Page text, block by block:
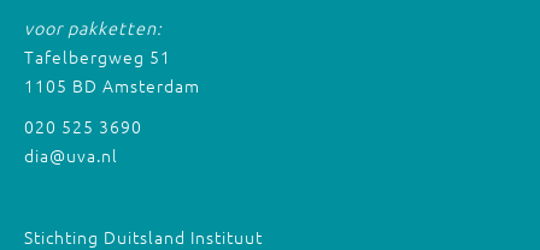
voor pakketten:
Tafelbergweg 51
1105 BD Amsterdam
020 525 3690
dia@uva.nl
Stichting Duitsland Instituut